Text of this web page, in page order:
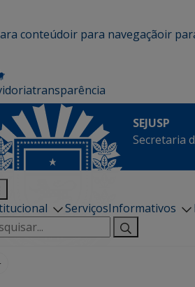
conteúdoir para navegaçãoir
transparência
SEJUSP
Secretaria
ServiçosInformativos